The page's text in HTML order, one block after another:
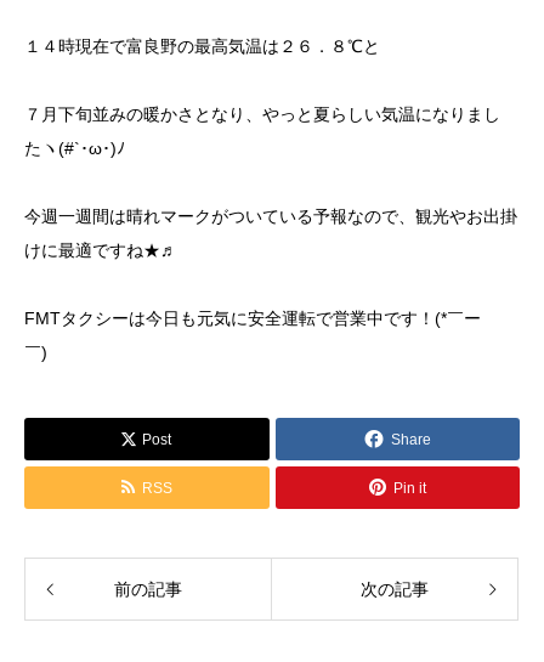
１４時現在で富良野の最高気温は２６．８℃と
７月下旬並みの暖かさとなり、やっと夏らしい気温になりまし
たヽ(#`･ω･)ﾉ
今週一週間は晴れマークがついている予報なので、観光やお出掛
けに最適ですね★♬
FMTタクシーは今日も元気に安全運転で営業中です！(*￣ー
￣)ゞ
Post Share
RSS Pin it
前の記事 次の記事